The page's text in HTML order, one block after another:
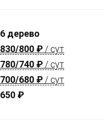
6 дерево
830/800 ₽ / сут
780/740 ₽ / сут
700/680 ₽ / сут
650 ₽